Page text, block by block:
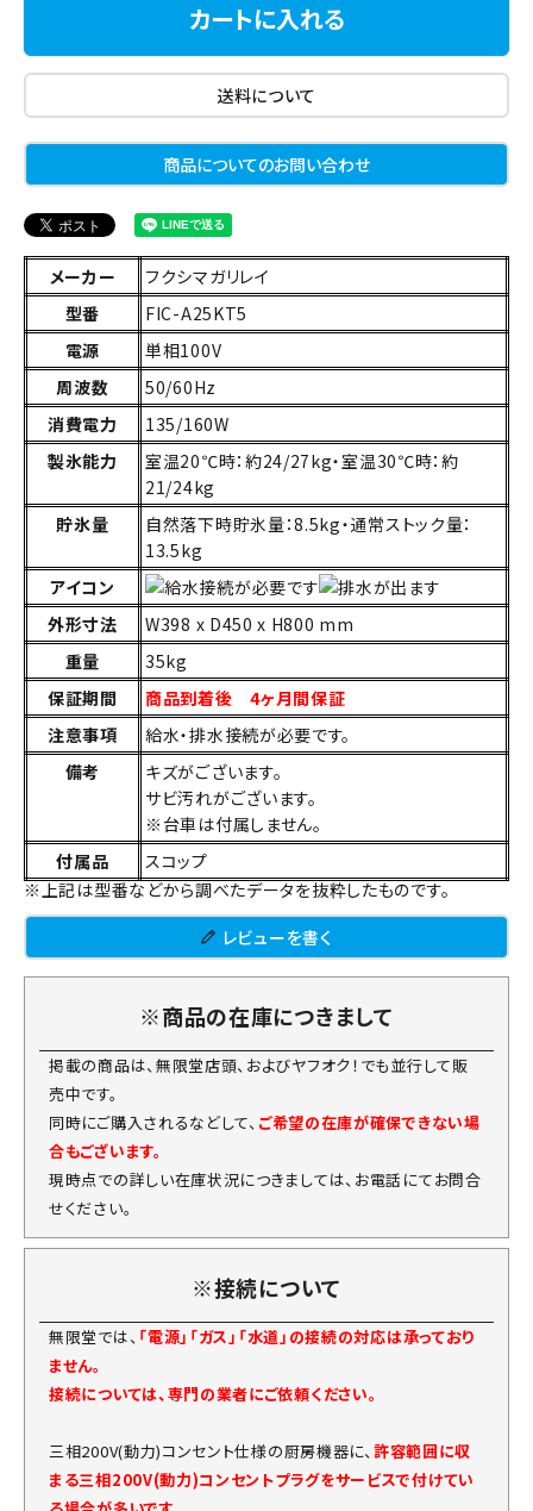
カートに入れる
送料について
商品についてのお問い合わせ
メーカー
フクシマガリレイ
型番
FIC-A25KT5
電源
単相100V
周波数
50/60Hz
消費電力
135/160W
製氷能力
室温20℃時：約24/27kg・室温30℃時：約
21/24kg
貯氷量
自然落下時貯氷量：8.5kg・通常ストック量：
13.5kg
アイコン
外形寸法
W398 x D450 x H800 mm
重量
35kg
保証期間
商品到着後 4ヶ月間保証
注意事項
給水・排水接続が必要です。
備考
キズがございます。
サビ汚れがございます。
※台車は付属しません。
付属品
スコップ
※上記は型番などから調べたデータを抜粋したものです。
レビューを書く
※商品の在庫につきまして
掲載の商品は、無限堂店頭、およびヤフオク！でも並行して販
売中です。
同時にご購入されるなどして、 ご希望の在庫が確保できない場
合もございます。
現時点での詳しい在庫状況につきましては、お電話にてお問合
せください。
※接続について
無限堂では、 「電源」「ガス」「水道」の接続の対応は承っており
ません。
接続については、専門の業者にご依頼ください。
三相200V(動力)コンセント仕様の厨房機器に、許容範囲に収
まる三相200V(動力)コンセントプラグをサービスで付けてい